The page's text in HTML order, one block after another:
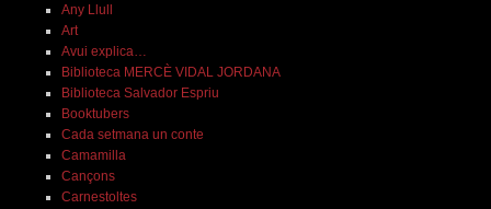
Any Llull
Art
Avui explica…
Biblioteca MERCÈ VIDAL JORDANA
Biblioteca Salvador Espriu
Booktubers
Cada setmana un conte
Camamilla
Cançons
Carnestoltes